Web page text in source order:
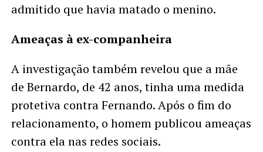
admitido que havia matado o menino.
Ameaças à ex-companheira
A investigação também revelou que a mãe
de Bernardo, de 42 anos, tinha uma medida
protetiva contra Fernando. Após o fim do
relacionamento, o homem publicou ameaças
contra ela nas redes sociais.